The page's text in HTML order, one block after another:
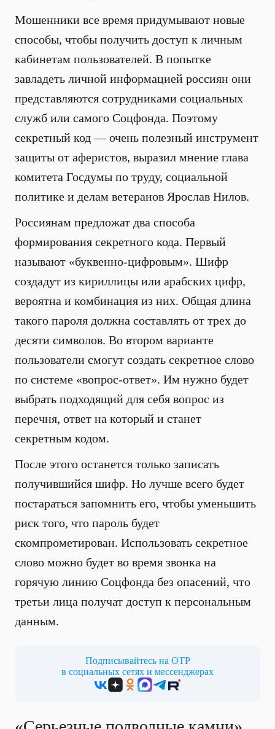
Мошенники все время придумывают новые
способы, чтобы получить доступ к личным
кабинетам пользователей. В попытке
завладеть личной информацией россиян они
представляются сотрудниками социальных
служб или самого Соцфонда. Поэтому
секретный код — очень полезный инструмент
защиты от аферистов, выразил мнение глава
комитета Госдумы по труду, социальной
политике и делам ветеранов Ярослав Нилов.
Россиянам предложат два способа
формирования секретного кода. Первый
называют «буквенно-цифровым». Шифр
создадут из кириллицы или арабских цифр,
вероятна и комбинация из них. Общая длина
такого пароля должна составлять от трех до
десяти символов. Во втором варианте
пользователи смогут создать секретное слово
по системе «вопрос-ответ». Им нужно будет
выбрать подходящий для себя вопрос из
перечня, ответ на который и станет
секретным кодом.
После этого останется только записать
получившийся шифр. Но лучше всего будет
постараться запомнить его, чтобы уменьшить
риск того, что пароль будет
скомпрометирован. Использовать секретное
слово можно будет во время звонка на
горячую линию Соцфонда без опасений, что
третьи лица получат доступ к персональным
данным.
Подписывайтесь на ОТР
в социальных сетях и мессенджерах